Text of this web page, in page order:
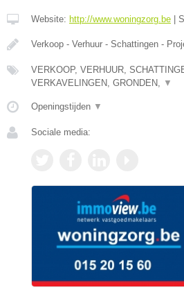
Website: http://www.woningzorg.be
Verkoop - Verhuur - Schattingen -
VERKOOP, VERHUUR,
VERKAVELINGEN, GRONDEN,
▼
Openingstijden ▼
Sociale media: